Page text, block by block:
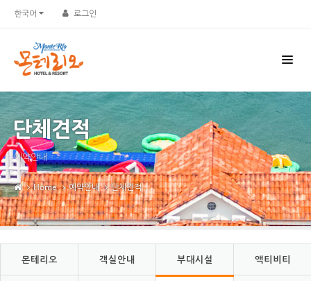
한국어 로그인
단체견적
예약안내
Home 예약안내 단체견적
몬테리오 객실안내 부대시설 액티비티
Sketchbook5, 스케치북5